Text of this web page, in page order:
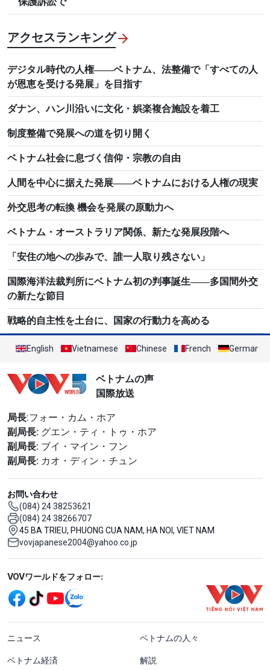
アクセスランキング
デジタル時代の人権――ベトナム、法整備で「すべての人
が恩恵を受ける発展」を目指す
ダナン、ハン川沿いに文化・娯楽複合施設を着工
制度整備で発展への道を切り開く
ベトナム社会に息づく信仰・宗教の自由
人間を中心に据えた発展――ベトナムにおける人権の現実
外交思考の転換 機会を発展の原動力へ
ベトナム・オーストラリア関係、新たな発展段階へ
「安住の地への歩みで、誰一人取り残さない」
国際海洋法裁判所にベトナム初の判事誕生――多国間外交
の新たな節目
戦略的自主性を土台に、国家の行動力を高める
English Vietnamese Chinese French German
ベトナムの声
国際放送
局長:フォー・カム・ホア
副局長: グエン・ティ・トゥ・ホア
副局長: ブイ・マイン・フン
副局長: カオ・ディン・チュン
お問い合わせ
(084) 24 38253621
(084) 24 38266707
45 BA TRIEU, PHUONG CUA NAM, HA NOI, VIET NAM
vovjapanese2004@yahoo.co.jp
Mạng xã hội
VOVワールドをフォロー:
menu footer tiếng Nhật
ニュース ベトナムの人々
ベトナム経済 解説